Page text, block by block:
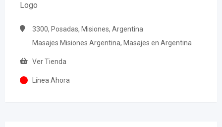
3300, Posadas, Misiones, Argentina
Masajes Misiones Argentina, Masajes en Argentina
Ver Tienda
Línea Ahora